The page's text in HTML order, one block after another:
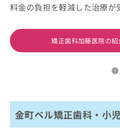
料金の負担を軽減した治療が
矯正歯科加藤医院の
金町ベル矯正歯科・小